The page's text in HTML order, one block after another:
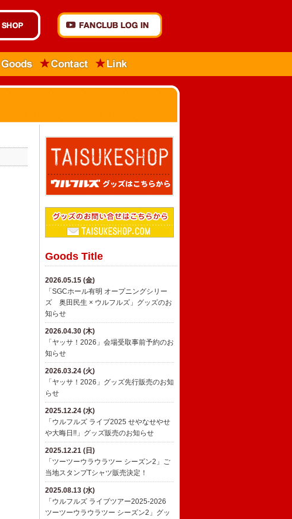
Goods Title
2026.05.15 (金)
「SGCホール有明 オープニングシリー
ズ 奥田民生 × ウルフルズ」グッズのお
知らせ
2026.04.30 (木)
「ヤッサ！2026」会場受取事前予約のお
知らせ
2026.03.24 (火)
「ヤッサ！2026」グッズ先行販売のお知
らせ
2025.12.24 (水)
​「ウルフルズ ライブ2025 せやなせやせ
や大晦日!!」グッズ販売のお知らせ
2025.12.21 (日)
「ツーツーウラウラツー シーズン2」ご
当地スタンプTシャツ販売決定！
2025.08.13 (水)
「ウルフルズ ライブツアー2025-2026
ツーツーウラウラツー シーズン2」グッ